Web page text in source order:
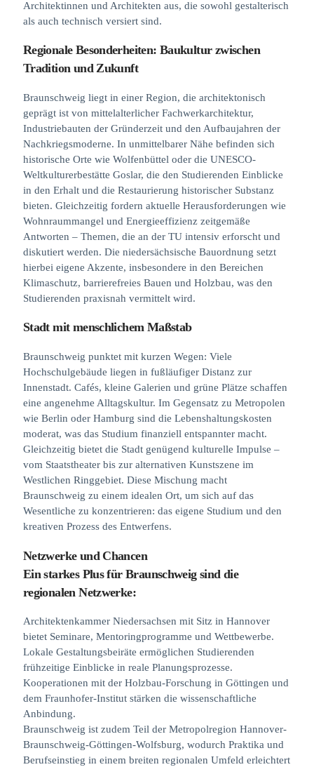
Architektinnen und Architekten aus, die sowohl gestalterisch
als auch technisch versiert sind.
Regionale Besonderheiten: Baukultur zwischen
Tradition und Zukunft
Braunschweig liegt in einer Region, die architektonisch
geprägt ist von mittelalterlicher Fachwerkarchitektur,
Industriebauten der Gründerzeit und den Aufbaujahren der
Nachkriegsmoderne. In unmittelbarer Nähe befinden sich
historische Orte wie Wolfenbüttel oder die UNESCO-
Weltkulturerbestätte Goslar, die den Studierenden Einblicke
in den Erhalt und die Restaurierung historischer Substanz
bieten. Gleichzeitig fordern aktuelle Herausforderungen wie
Wohnraummangel und Energieeffizienz zeitgemäße
Antworten – Themen, die an der TU intensiv erforscht und
diskutiert werden. Die niedersächsische Bauordnung setzt
hierbei eigene Akzente, insbesondere in den Bereichen
Klimaschutz, barrierefreies Bauen und Holzbau, was den
Studierenden praxisnah vermittelt wird.
Stadt mit menschlichem Maßstab
Braunschweig punktet mit kurzen Wegen: Viele
Hochschulgebäude liegen in fußläufiger Distanz zur
Innenstadt. Cafés, kleine Galerien und grüne Plätze schaffen
eine angenehme Alltagskultur. Im Gegensatz zu Metropolen
wie Berlin oder Hamburg sind die Lebenshaltungskosten
moderat, was das Studium finanziell entspannter macht.
Gleichzeitig bietet die Stadt genügend kulturelle Impulse –
vom Staatstheater bis zur alternativen Kunstszene im
Westlichen Ringgebiet. Diese Mischung macht
Braunschweig zu einem idealen Ort, um sich auf das
Wesentliche zu konzentrieren: das eigene Studium und den
kreativen Prozess des Entwerfens.
Netzwerke und Chancen
Ein starkes Plus für Braunschweig sind die
regionalen Netzwerke:
Architektenkammer Niedersachsen mit Sitz in Hannover
bietet Seminare, Mentoringprogramme und Wettbewerbe.
Lokale Gestaltungsbeiräte ermöglichen Studierenden
frühzeitige Einblicke in reale Planungsprozesse.
Kooperationen mit der Holzbau-Forschung in Göttingen und
dem Fraunhofer-Institut stärken die wissenschaftliche
Anbindung.
Braunschweig ist zudem Teil der Metropolregion Hannover-
Braunschweig-Göttingen-Wolfsburg, wodurch Praktika und
Berufseinstieg in einem breiten regionalen Umfeld erleichtert